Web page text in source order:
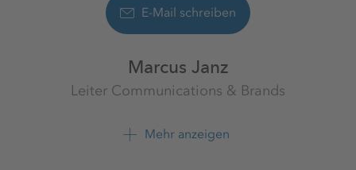
E-Mail schreiben
Marcus Janz
Leiter Communications & Brands
K+S Aktiengesellschaft
Mehr anzeigen